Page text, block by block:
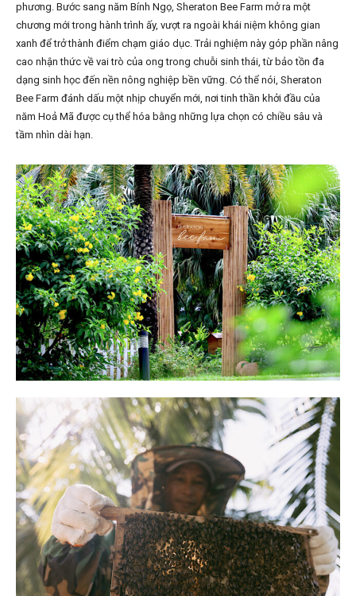
phương. Bước sang năm Bính Ngọ, Sheraton Bee Farm mở ra một
chương mới trong hành trình ấy, vượt ra ngoài khái niệm không gian
xanh để trở thành điểm chạm giáo dục. Trải nghiệm này góp phần nâng
cao nhận thức về vai trò của ong trong chuỗi sinh thái, từ bảo tồn đa
dạng sinh học đến nền nông nghiệp bền vững. Có thể nói, Sheraton
Bee Farm đánh dấu một nhịp chuyển mới, nơi tinh thần khởi đầu của
năm Hoả Mã được cụ thể hóa bằng những lựa chọn có chiều sâu và
tầm nhìn dài hạn.